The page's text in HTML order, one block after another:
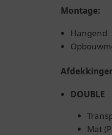
Montage:
Hangend
DOUBLE
Mat